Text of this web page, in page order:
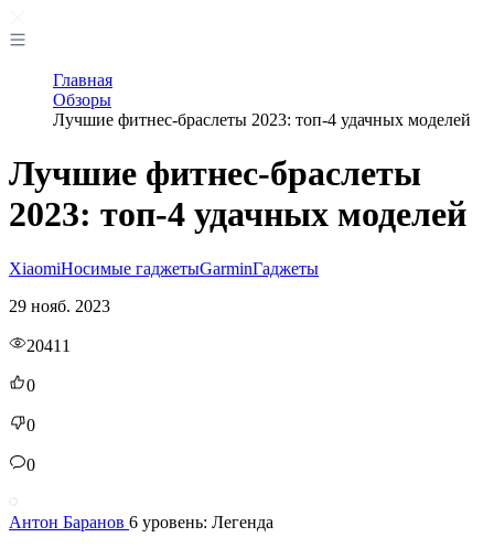
Главная
Обзоры
Лучшие фитнес-браслеты 2023: топ-4 удачных моделей
Лучшие фитнес-браслеты
2023: топ-4 удачных моделей
XiaomiНосимые гаджетыGarminГаджеты
29 нояб. 2023
20411
0
0
0
Антон Баранов 6 уровень: Легенда